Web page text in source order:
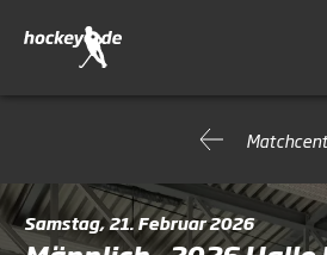
Samstag, 21. Februar 2026